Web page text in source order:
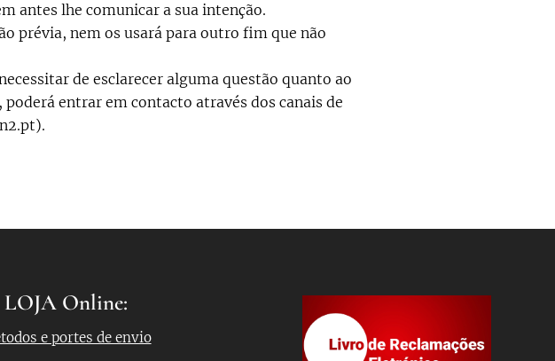
antes lhe comunicar a sua intenção.
prévia, nem os usará para outro fim que não
de esclarecer alguma questão quanto ao
entrar em contacto através dos canais de
LOJA Online:
e portes de envio